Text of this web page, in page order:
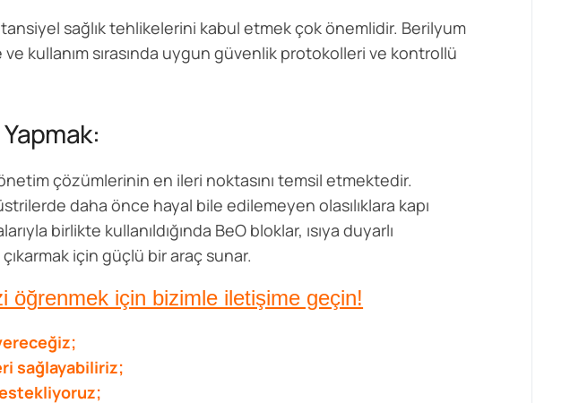
sağlık tehlikelerini kabul etmek çok önemlidir. Berilyum
kullanım sırasında uygun güvenlik protokolleri ve kontrollü
çözümlerinin en ileri noktasını temsil etmektedir.
daha önce hayal bile edilemeyen olasılıklara kapı
birlikte kullanıldığında BeO bloklar, ısıya duyarlı
için güçlü bir araç sunar.
öğrenmek için bizimle iletişime geçin!
sağlayabiliriz;